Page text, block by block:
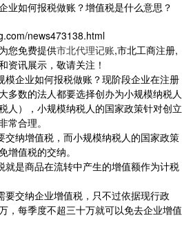
业如何报税做账？增值税是什么意思？
news473138.html
您免费提供市北代理记账,市北工商注册,
资讯展示，敬请关注！
模企业如何报税做账？现阶段企业在注册
多数的法人都要选择创办为小规模纳税人
人），小规模纳税人的国家政策针对创立
常合理。
交纳增值税，而小规模纳税人的国家政策
增值税的交纳。
就是商品在流转中产生的增值额作为计税
要交纳企业增值税，只不过依据现行政
，每季度不超三十万就可以免去企业增值